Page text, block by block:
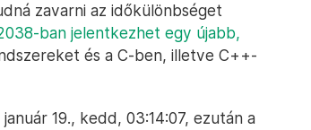
zavarni az időkülönbséget
ban jelentkezhet egy újabb,
és a C-ben, illetve C++-
19., kedd, 03:14:07, ezután a